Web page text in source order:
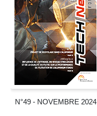
N°49 - NOVEMBRE 2024